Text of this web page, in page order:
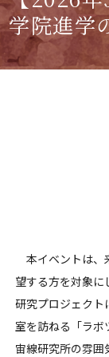
学院進学
本イベントは、
望する方を対象に
研究プロジェクト
室を訪ねる「ラボ
宙線研究所の雰